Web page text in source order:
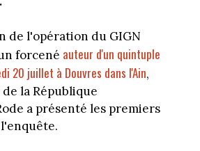
de l'opération du GIGN
forcené auteur d'un quintuple
20 juillet à Douvres dans l'Ain,
la République
a présenté les premiers